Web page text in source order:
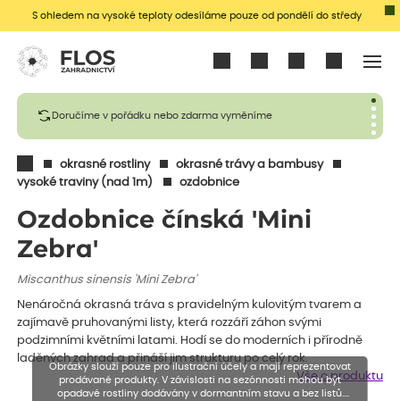
S ohledem na vysoké teploty odesíláme pouze od pondělí do středy
Doručíme v pořádku nebo zdarma vyměníme
okrasné rostliny
okrasné trávy a bambusy
vysoké traviny (nad 1m)
ozdobnice
Ozdobnice čínská 'Mini
Zebra'
Miscanthus sinensis 'Mini Zebra'
Nenáročná okrasná tráva s pravidelným kulovitým tvarem a
zajímavě pruhovanými listy, která rozzáří záhon svými
podzimními květními latami. Hodí se do moderních i přírodně
laděných zahrad a přináší jim strukturu po celý rok.
Vše o produktu
Obrázky slouží pouze pro ilustrační účely a mají reprezentovat
prodávané produkty. V závislosti na sezónnosti mohou být
opadavé rostliny dodávány v dormantním stavu a bez listů.